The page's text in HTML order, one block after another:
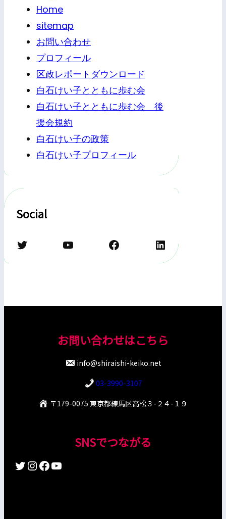
Home
sitemap
お問い合わせ
プロフィール
区政レポートダウンロード
白石けい子とともに歩む会
白石けい子とともに歩む会 後
援会規約
白石けい子の政策
白石けい子プロフィール
Social
Twitter YouTube Facebook LinkedIn
お問い合わせはこちら
info@shiraishi-keiko.net
03-3990-3107
〒179-0075 東京都練馬区高松３-２４-１９
SNSでつながる
Twitter InstagramFacebook YouTube